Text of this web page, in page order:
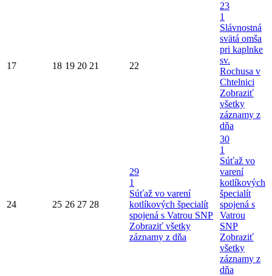
17 18 19 20 21 22
23
1
Slávnostná
svätá omša
pri kaplnke
sv.
Rochusa v
Chtelnici
Zobraziť
všetky
záznamy z
dňa
24 25 26 27 28
29
1
Súťaž vo varení
kotlíkových špecialít
spojená s Vatrou SNP
Zobraziť všetky
záznamy z dňa
30
1
Súťaž vo
varení
kotlíkových
špecialít
spojená s
Vatrou
SNP
Zobraziť
všetky
záznamy z
dňa